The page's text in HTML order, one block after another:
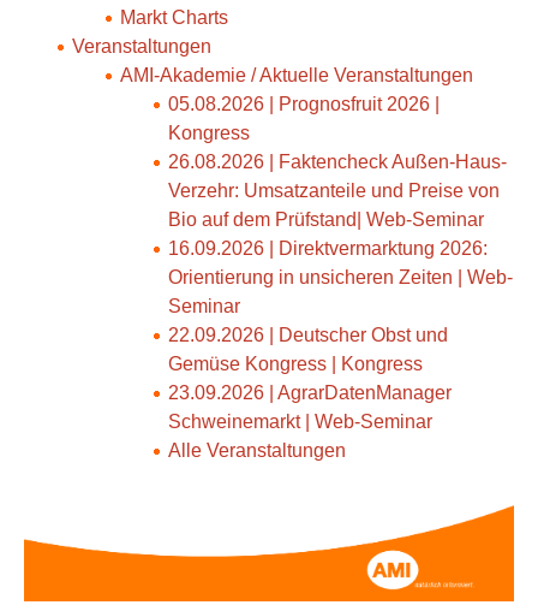
Markt Charts
Veranstaltungen
AMI-Akademie / Aktuelle Veranstaltungen
05.08.2026 | Prognosfruit 2026 |
Kongress
26.08.2026 | Faktencheck Außen-Haus-
Verzehr: Umsatzanteile und Preise von
Bio auf dem Prüfstand| Web-Seminar
16.09.2026 | Direktvermarktung 2026:
Orientierung in unsicheren Zeiten | Web-
Seminar
22.09.2026 | Deutscher Obst und
Gemüse Kongress | Kongress
23.09.2026 | AgrarDatenManager
Schweinemarkt | Web-Seminar
Alle Veranstaltungen